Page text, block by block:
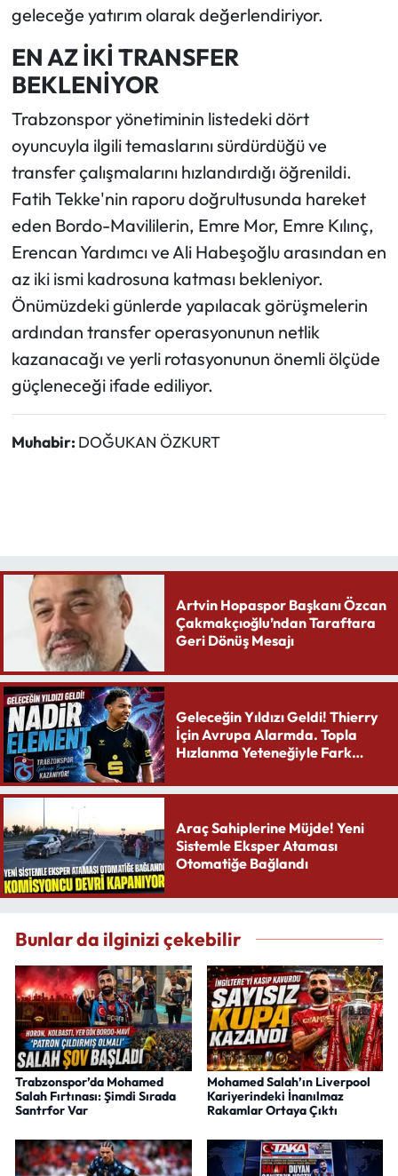
geleceğe yatırım olarak değerlendiriyor.
EN AZ İKİ TRANSFER
BEKLENİYOR
Trabzonspor yönetiminin listedeki dört
oyuncuyla ilgili temaslarını sürdürdüğü ve
transfer çalışmalarını hızlandırdığı öğrenildi.
Fatih Tekke'nin raporu doğrultusunda hareket
eden Bordo-Mavililerin, Emre Mor, Emre Kılınç,
Erencan Yardımcı ve Ali Habeşoğlu arasından en
az iki ismi kadrosuna katması bekleniyor.
Önümüzdeki günlerde yapılacak görüşmelerin
ardından transfer operasyonunun netlik
kazanacağı ve yerli rotasyonunun önemli ölçüde
güçleneceği ifade ediliyor.
Muhabir: DOĞUKAN ÖZKURT
Artvin Hopaspor Başkanı Özcan
Çakmakçıoğlu’ndan Taraftara
Geri Dönüş Mesajı
Geleceğin Yıldızı Geldi! Thierry
İçin Avrupa Alarmda. Topla
Hızlanma Yeteneğiyle Fark
Araç Sahiplerine Müjde! Yeni
Sistemle Eksper Ataması
Otomatiğe Bağlandı
Bunlar da ilginizi çekebilir
Trabzonspor’da Mohamed
Salah Fırtınası: Şimdi Sırada
Santrfor Var
Mohamed Salah’ın Liverpool
Kariyerindeki İnanılmaz
Rakamlar Ortaya Çıktı